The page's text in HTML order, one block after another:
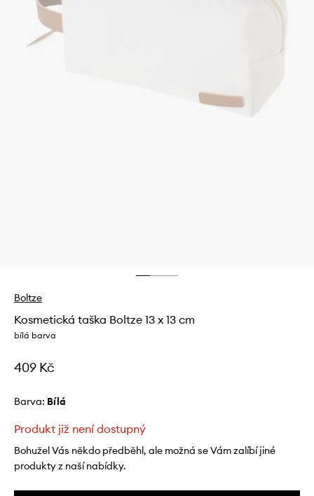
Boltze
Kosmetická taška Boltze 13 x 13 cm
bílá barva
409 Kč
Barva: bílá
Produkt již není dostupný
Bohužel Vás někdo předběhl, ale možná se Vám zalíbí jiné
produkty z naší nabídky.